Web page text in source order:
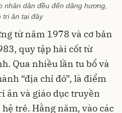
nhân dân đều đến dâng hương,
tri ân tại đây
từ năm 1978 và cơ bản
quy tập hài cốt từ
Qua nhiều lần tu bổ và
“địa chỉ đỏ”, là điểm
ân và giáo dục truyền
trẻ. Hằng năm, vào các